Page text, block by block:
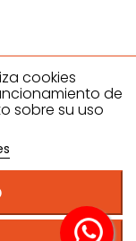
cookies
de
sobre su uso
27- 29, Polígono
B06612386